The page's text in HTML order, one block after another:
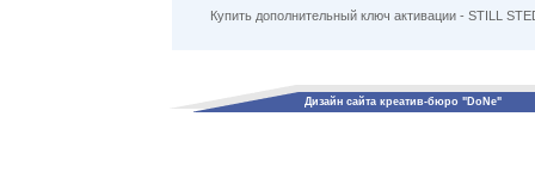
Купить дополнительный ключ активации - STILL
Дизайн сайта креатив-бюро "DoNe"